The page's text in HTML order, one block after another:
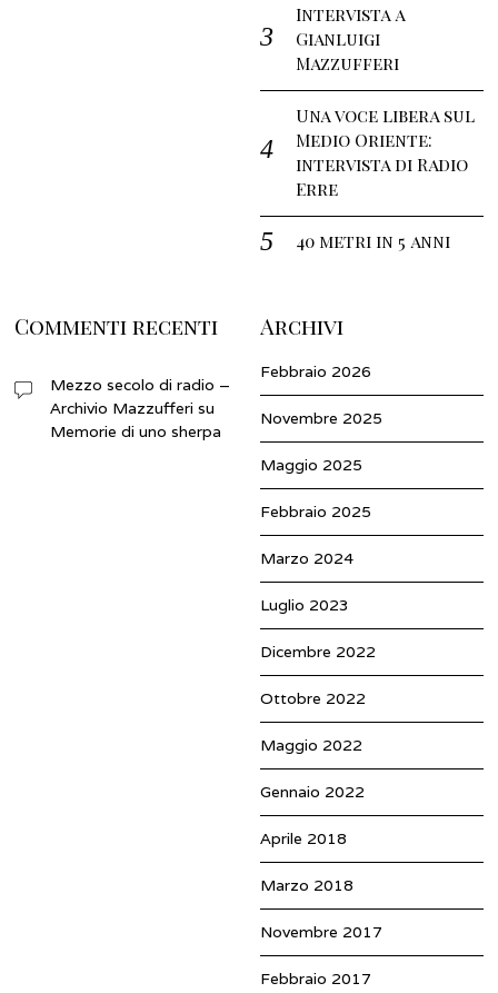
Intervista a
Gianluigi
Mazzufferi
Una voce libera sul
Medio Oriente:
intervista di Radio
Erre
40 metri in 5 anni
Commenti recenti
Mezzo secolo di radio –
Archivio Mazzufferi su
Memorie di uno sherpa
Archivi
Febbraio 2026
Novembre 2025
Maggio 2025
Febbraio 2025
Marzo 2024
Luglio 2023
Dicembre 2022
Ottobre 2022
Maggio 2022
Gennaio 2022
Aprile 2018
Marzo 2018
Novembre 2017
Febbraio 2017